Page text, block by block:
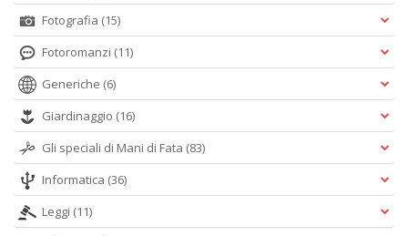
Fotografia (15)
Fotoromanzi (11)
Generiche (6)
Giardinaggio (16)
Gli speciali di Mani di Fata (83)
Informatica (36)
Leggi (11)